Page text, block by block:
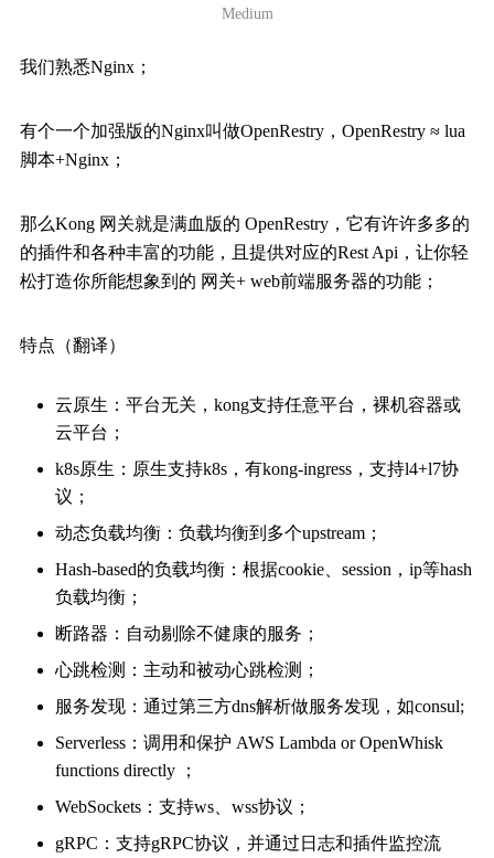
Medium
我们熟悉Nginx；
有个一个加强版的Nginx叫做OpenRestry，OpenRestry ≈ lua
脚本+Nginx；
那么Kong 网关就是满血版的 OpenRestry，它有许许多多的
的插件和各种丰富的功能，且提供对应的Rest Api，让你轻
松打造你所能想象到的 网关+ web前端服务器的功能；
特点（翻译）
云原生：平台无关，kong支持任意平台，裸机容器或
云平台；
k8s原生：原生支持k8s，有kong-ingress，支持l4+l7协
议；
动态负载均衡：负载均衡到多个upstream；
Hash-based的负载均衡：根据cookie、session，ip等hash
负载均衡；
断路器：自动剔除不健康的服务；
心跳检测：主动和被动心跳检测；
服务发现：通过第三方dns解析做服务发现，如consul;
Serverless：调用和保护 AWS Lambda or OpenWhisk
functions directly ；
WebSockets：支持ws、wss协议；
gRPC：支持gRPC协议，并通过日志和插件监控流